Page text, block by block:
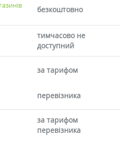
безкоштовно
тимчасово не
доступний
за тарифом
перевізника
за тарифом
перевізника